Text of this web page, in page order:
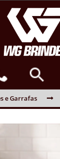
e Garrafas